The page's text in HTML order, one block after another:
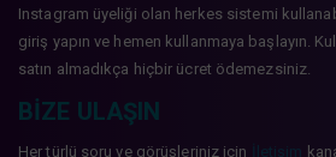
Instagram üyeliği olan herkes sistemi
giriş yapın ve hemen kullanmaya başlayın.
satın almadıkça hiçbir ücret ödemezsiniz.
BIZE ULAŞIN
Her türlü soru ve görüşleriniz için